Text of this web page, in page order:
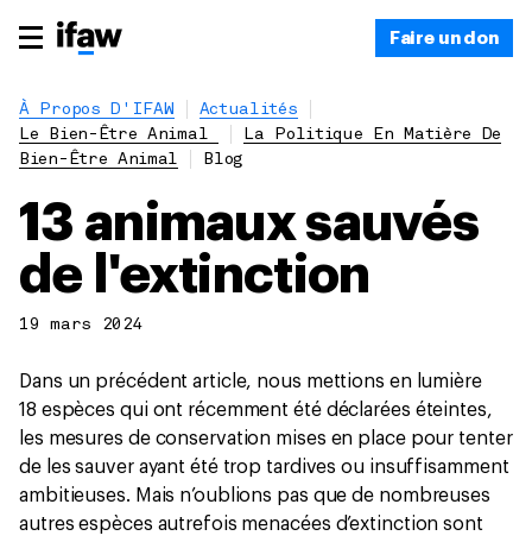
Faire un don
À Propos D'IFAW
Actualités
Le Bien-Être Animal
La Politique En Matière De
Bien-Être Animal
Blog
13 animaux sauvés
de l'extinction
19 mars 2024
Dans un précédent article, nous mettions en lumière
18 espèces qui ont récemment été déclarées éteintes,
les mesures de conservation mises en place pour tenter
de les sauver ayant été trop tardives ou insuffisamment
ambitieuses. Mais n’oublions pas que de nombreuses
autres espèces autrefois menacées d’extinction sont